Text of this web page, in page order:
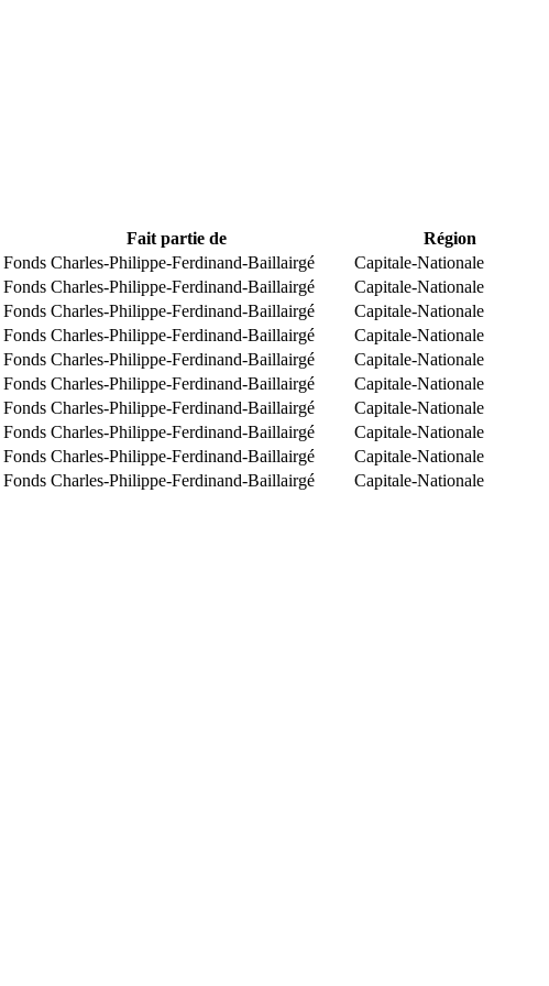
Fait partie de Région
Fonds Charles-Philippe-Ferdinand-Baillairgé Capitale-Nationale
Fonds Charles-Philippe-Ferdinand-Baillairgé Capitale-Nationale
Fonds Charles-Philippe-Ferdinand-Baillairgé Capitale-Nationale
Fonds Charles-Philippe-Ferdinand-Baillairgé Capitale-Nationale
Fonds Charles-Philippe-Ferdinand-Baillairgé Capitale-Nationale
Fonds Charles-Philippe-Ferdinand-Baillairgé Capitale-Nationale
Fonds Charles-Philippe-Ferdinand-Baillairgé Capitale-Nationale
Fonds Charles-Philippe-Ferdinand-Baillairgé Capitale-Nationale
Fonds Charles-Philippe-Ferdinand-Baillairgé Capitale-Nationale
Fonds Charles-Philippe-Ferdinand-Baillairgé Capitale-Nationale